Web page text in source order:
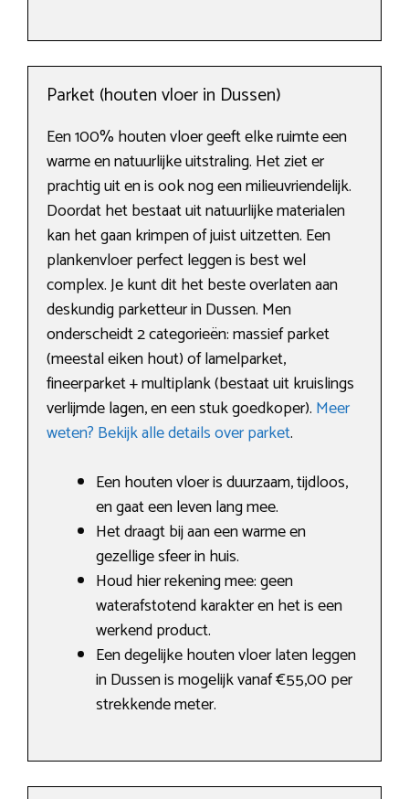
Parket (houten vloer in Dussen)
Een 100% houten vloer geeft elke ruimte een
warme en natuurlijke uitstraling. Het ziet er
prachtig uit en is ook nog een milieuvriendelijk.
Doordat het bestaat uit natuurlijke materialen
kan het gaan krimpen of juist uitzetten. Een
plankenvloer perfect leggen is best wel
complex. Je kunt dit het beste overlaten aan
deskundig parketteur in Dussen. Men
onderscheidt 2 categorieën: massief parket
(meestal eiken hout) of lamelparket,
fineerparket + multiplank (bestaat uit kruislings
verlijmde lagen, en een stuk goedkoper). Meer
weten? Bekijk alle details over parket.
Een houten vloer is duurzaam, tijdloos,
en gaat een leven lang mee.
Het draagt bij aan een warme en
gezellige sfeer in huis.
Houd hier rekening mee: geen
waterafstotend karakter en het is een
werkend product.
Een degelijke houten vloer laten leggen
in Dussen is mogelijk vanaf €55,00 per
strekkende meter.